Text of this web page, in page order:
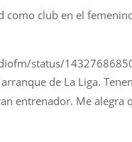
club en el
status/
de La Liga.
entrenador. Me alegra